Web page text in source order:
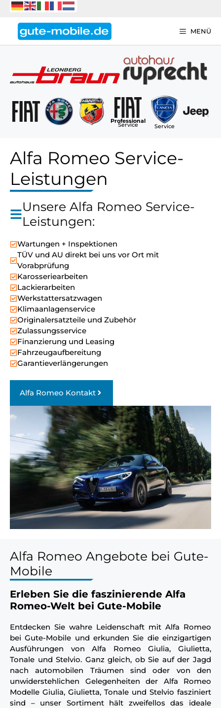
Zum
springen
MENÜ
Professional
Service Service
Alfa Romeo Service-
Leistungen
Unsere Alfa Romeo Service-
Leistungen:
Wartungen + Inspektionen
TÜV und AU direkt bei uns vor Ort mit
Vorabprüfung
Karosseriearbeiten
Lackierarbeiten
Werkstattersatzwagen
Klimaanlagenservice
Originalersatzteile und Zubehör
Zulassungsservice
Finanzierung und Leasing
Fahrzeugaufbereitung
Garantieverlängerungen
Alfa Romeo Kontakt
Alfa Romeo Angebote bei Gute-
Mobile
Erleben Sie die faszinierende Alfa
Romeo-Welt bei Gute-Mobile
Entdecken Sie wahre Leidenschaft mit Alfa Romeo
bei Gute-Mobile und erkunden Sie die einzigartigen
Ausführungen von Alfa Romeo Giulia, Giulietta,
Tonale und Stelvio. Ganz gleich, ob Sie auf der Jagd
nach automobilen Träumen sind oder von den
unwiderstehlichen Gelegenheiten der Alfa Romeo
Modelle Giulia, Giulietta, Tonale und Stelvio fasziniert
sind – unser Sortiment hält zweifellos das ideale